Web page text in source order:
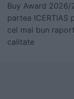
Buy Award 2026/
partea ICERTIAS
cel mai bun
calitate